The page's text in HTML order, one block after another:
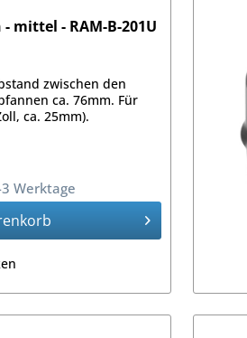
mittel - RAM-B-201U
zwischen den
ca. 76mm. Für
ca. 25mm).
Werktage